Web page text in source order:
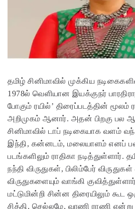
தமிழ் சினிமாவில் முக்கிய
1978ல் வெளியான இயக்குநர்
போகும் ரயில்’ திரைப்படத்தின் மூலம்
அறிமுகம் ஆனார். அதன் பிறகு பல
சினிமாவில் டாப் நடிகையாக வளம்
இந்தி, கன்னடம், மலையாளம் எனப் பல
படங்களிலும் ராதிகா நடித்துள்ளார்.
நந்தி விருதுகள், பிலிம்பேர்
விருதுகளையும் வாங்கி
மட்டுமின்றி சின்ன திரையிலும் கூட
சித்தி, செல்லமே, வாணி ராணி என்று